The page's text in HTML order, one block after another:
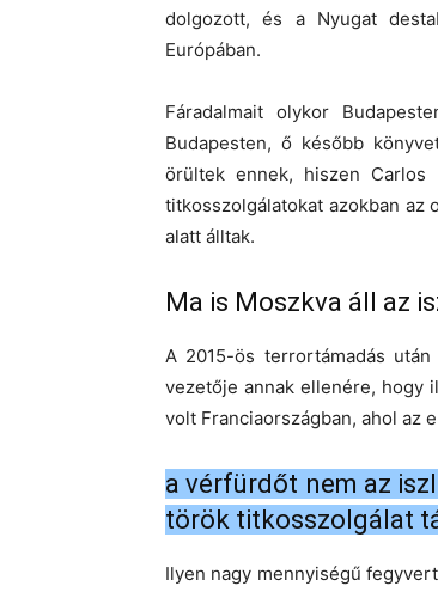
dolgozott, és a Nyugat
Európában.
Fáradalmait olykor
Budapesten, ő később
örültek ennek, hiszen Carlos
titkosszolgálatokat azokban az
alatt álltak.
Ma is Moszkva áll az
A 2015-ös terrortámadás
vezetője annak ellenére, hogy
volt Franciaországban, ahol az
a vérfürdőt nem az
török titkosszolgálat
Ilyen nagy mennyiségű